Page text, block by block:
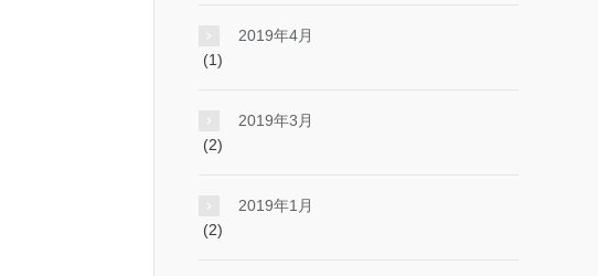
2019年4月
(1)
2019年3月
(2)
2019年1月
(2)